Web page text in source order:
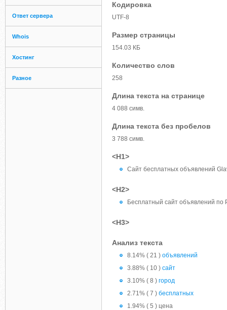
Ответ сервера
Whois
Хостинг
Разное
Кодировка
UTF-8
Размер страницы
154.03 КБ
Количество слов
258
Длина текста на странице
4 088 симв.
Длина текста без пробелов
3 788 симв.
<H1>
Сайт бесплатных объявлений
<H2>
Бесплатный сайт объявлений по
<H3>
Анализ текста
8.14% ( 21 ) объявлений
3.88% ( 10 ) сайт
3.10% ( 8 ) город
2.71% ( 7 ) бесплатных
1.94% ( 5 ) цена